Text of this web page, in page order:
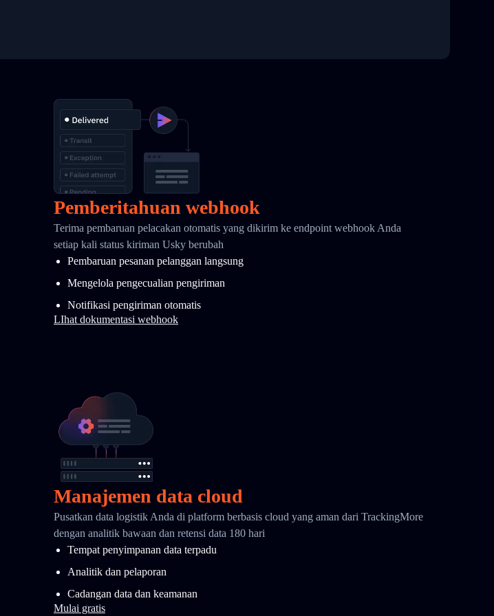
Pemberitahuan webhook
Terima pembaruan pelacakan otomatis yang dikirim ke endpoint webhook Anda
setiap kali status kiriman Usky berubah
Pembaruan pesanan pelanggan langsung
Mengelola pengecualian pengiriman
Notifikasi pengiriman otomatis
LIhat dokumentasi webhook
Manajemen data cloud
Pusatkan data logistik Anda di platform berbasis cloud yang aman dari TrackingMore
dengan analitik bawaan dan retensi data 180 hari
Tempat penyimpanan data terpadu
Analitik dan pelaporan
Cadangan data dan keamanan
Mulai gratis